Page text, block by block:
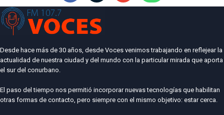
Desde hace más de 30 años, desde Voces venimos trabajando en reflejear la
actualidad de nuestra ciudad y del mundo con la particular mirada que aporta
el sur del conurbano.
El paso del tiempo nos permitió incorporar nuevas tecnologías que habilitan
otras formas de contacto, pero siempre con el mismo objetivo: estar cerca.